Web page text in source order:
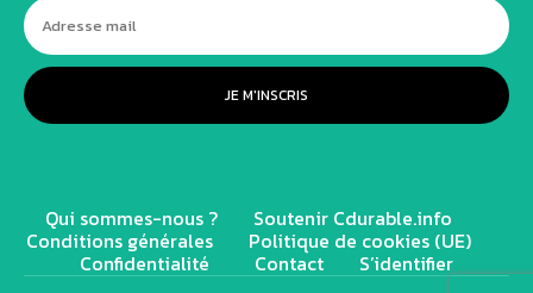
JE M'INSCRIS
Qui sommes-nous ? Soutenir Cdurable.info
Conditions générales Politique de cookies (UE)
Confidentialité Contact S’identifier